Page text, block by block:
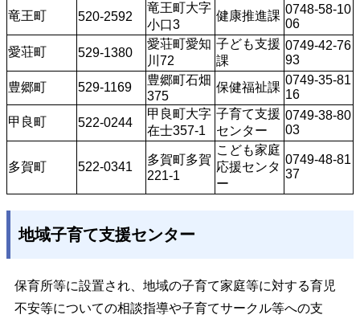
竜王町 520-2592
竜王町大字
小口3
健康推進課 0748-58-10
06
愛荘町 529-1380
愛荘町愛知
川72
子ども支援
課
0749-42-76
93
豊郷町
529-1169
豊郷町石畑
375
0749-35-81
16
甲良町
522-0244
甲良町大字
在士357-1
子育て支援
センター
0749-38-80
03
多賀町 522-0341
多賀町多賀
221-1
こども家庭
応援センタ
ー
0749-48-81
37
地域子育て支援センター
保育所等に設置され、地域の子育て家庭等に対する育児
不安等についての相談指導や子育てサークル等への支